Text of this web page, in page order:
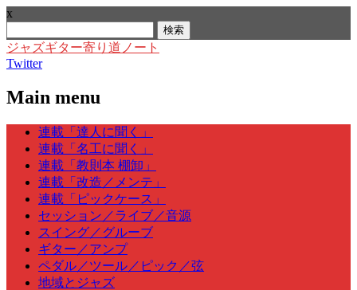
x
索:
ジャズギター寄り道ノート
Twitter
Main menu
Skip
content
連載「達人に聞く」
連載「名工に聞く」
連載「教則本 棚卸」
連載「改造／メンテ」
連載「ピックケース」
セッション／ライブ／音源
スイング／グルーブ
ギター／アンプ
ペダル／ツール／ピック／弦
地域とジャズ